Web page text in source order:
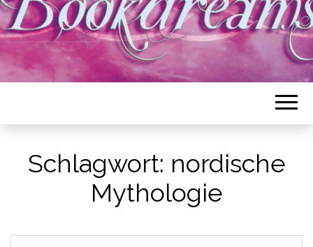
Schlagwort: nordische
Mythologie